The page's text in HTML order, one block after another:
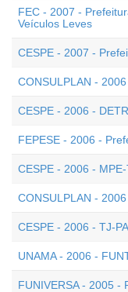
FEC - 2007 -
Veículos Leves
CESPE - 2007 -
CONSULPLAN -
CESPE - 2006 -
FEPESE - 2006 -
CESPE - 2006 -
CONSULPLAN -
CESPE - 2006 - TJ-
UNAMA - 2006 -
FUNIVERSA - 2005 -